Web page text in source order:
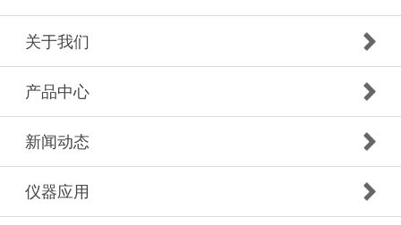
关于我们
产品中心
新闻动态
仪器应用